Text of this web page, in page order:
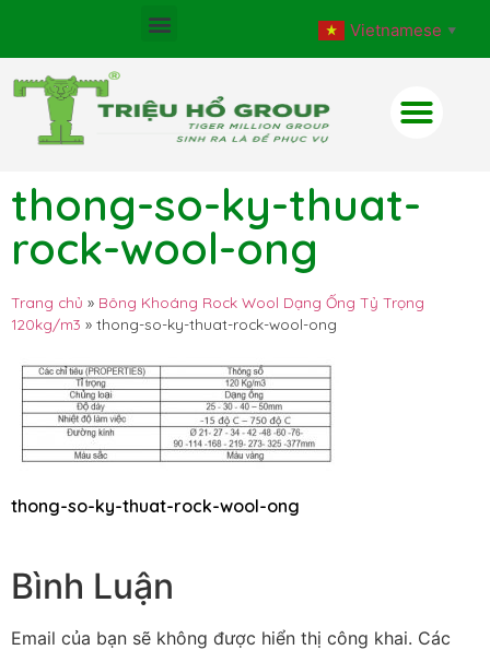
Vietnamese ▼
thong-so-ky-thuat-
rock-wool-ong
Trang chủ » Bông Khoáng Rock Wool Dạng Ống Tỷ Trọng
120kg/m3 » thong-so-ky-thuat-rock-wool-ong
thong-so-ky-thuat-rock-wool-ong
Bình Luận
Email của bạn sẽ không được hiển thị công khai. Các